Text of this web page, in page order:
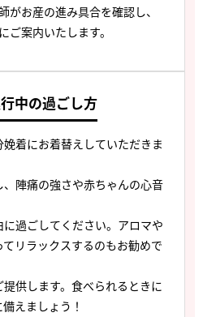
がお産の進み具合を確認し、
ご案内いたします。
中の過ごし方
娩着にお着替えしていただきま
陣痛の強さや赤ちゃんの心音
過ごしてください。アロマや
リラックスするのもお勧めで
供します。食べられるときに
えましょう！